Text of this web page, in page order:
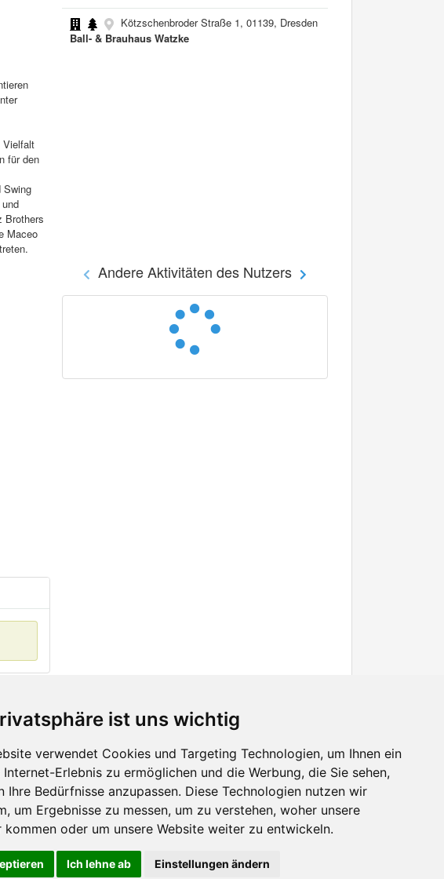
ist uns wichtig
verwendet Cookies und Targeting Technologien, um Ihnen ein
Internet-Erlebnis zu ermöglichen und die Werbung, die Sie sehen,
Ihre Bedürfnisse anzupassen. Diese Technologien nutzen wir
um Ergebnisse zu messen, um zu verstehen, woher unsere
kommen oder um unsere Website weiter zu entwickeln.
Ich lehne ab Einstellungen ändern
Vielfalt
für den
Swing
Brothers
Maceo
Kötzschenbroder Straße 1, 01139, Dresden
Ball- & Brauhaus Watzke
Andere Aktivitäten des Nutzers
Facebook
Twitter
YouTube